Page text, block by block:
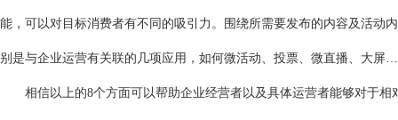
能，可以对目标消费者有不同的吸引力。围绕所需要发布的内容及活动
别是与企业运营有关联的几项应用，如何微活动、投票、微直播、大
相信以上的8个方面可以帮助企业经营者以及具体运营者能够对于相